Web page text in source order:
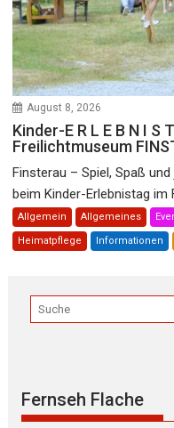
August 8, 2026
Kinder-E R L E B N I S
Freilichtmuseum
Finsterau – Spiel, Spaß
beim Kinder-Erlebnistag im
Allgemein Allgemeines
Heimatpflege Informationen
Fernseh Flache